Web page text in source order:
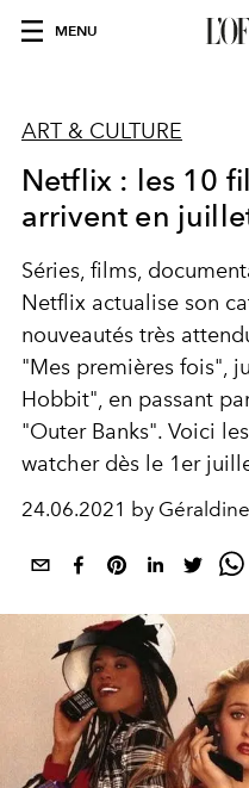
MENU
ART & CULTURE
Netflix : les 10
arrivent en
Séries, films,
Netflix actualise son
nouveautés très
"Mes premières fois",
Hobbit", en passant
"Outer Banks". Voici
watcher dès le 1er
24.06.2021 by